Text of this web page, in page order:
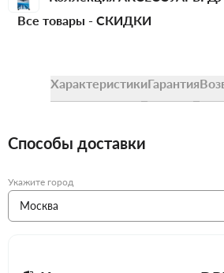
Все товары - СКИДКИ
ХарактеристикиГарантия
Способы доставки
Укажите город